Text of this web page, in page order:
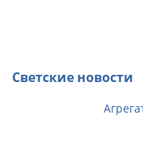
Светские новости